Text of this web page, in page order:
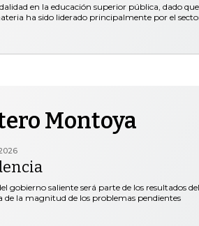
en la educación superior pública, dado
ha sido liderado principalmente por el
Montoya
gobierno saliente será parte de los resultados
de la magnitud de los problemas pendientes